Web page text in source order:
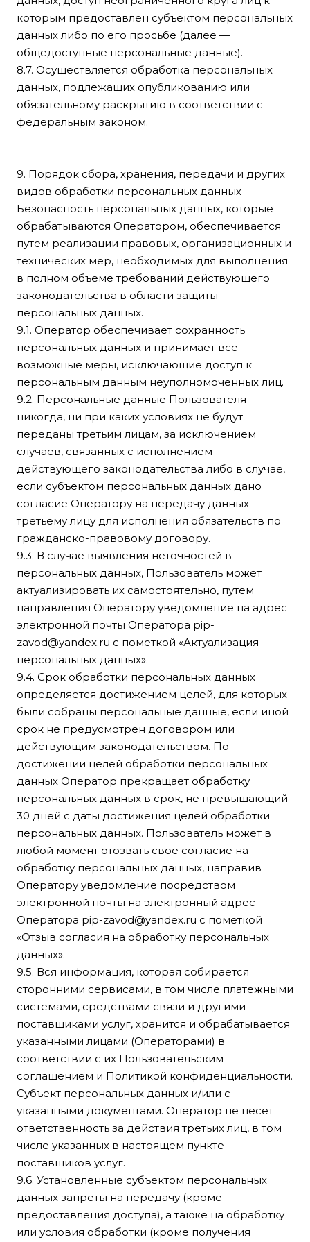
которым предоставлен субъектом персональных
данных либо по его просьбе (далее —
общедоступные персональные данные).
8.7. Осуществляется обработка персональных
данных, подлежащих опубликованию или
обязательному раскрытию в соответствии с
федеральным законом.
9. Порядок сбора, хранения, передачи и других
видов обработки персональных данных
Безопасность персональных данных, которые
обрабатываются Оператором, обеспечивается
путем реализации правовых, организационных и
технических мер, необходимых для выполнения
в полном объеме требований действующего
законодательства в области защиты
персональных данных.
9.1. Оператор обеспечивает сохранность
персональных данных и принимает все
возможные меры, исключающие доступ к
персональным данным неуполномоченных лиц.
9.2. Персональные данные Пользователя
никогда, ни при каких условиях не будут
переданы третьим лицам, за исключением
случаев, связанных с исполнением
действующего законодательства либо в случае,
если субъектом персональных данных дано
согласие Оператору на передачу данных
третьему лицу для исполнения обязательств по
гражданско-правовому договору.
9.3. В случае выявления неточностей в
персональных данных, Пользователь может
актуализировать их самостоятельно, путем
направления Оператору уведомление на адрес
электронной почты Оператора pip-
zavod@yandex.ru с пометкой «Актуализация
персональных данных».
9.4. Срок обработки персональных данных
определяется достижением целей, для которых
были собраны персональные данные, если иной
срок не предусмотрен договором или
действующим законодательством. По
достижении целей обработки персональных
данных Оператор прекращает обработку
персональных данных в срок, не превышающий
30 дней с даты достижения целей обработки
персональных данных. Пользователь может в
любой момент отозвать свое согласие на
обработку персональных данных, направив
Оператору уведомление посредством
электронной почты на электронный адрес
Оператора pip-zavod@yandex.ru с пометкой
«Отзыв согласия на обработку персональных
данных».
9.5. Вся информация, которая собирается
сторонними сервисами, в том числе платежными
системами, средствами связи и другими
поставщиками услуг, хранится и обрабатывается
указанными лицами (Операторами) в
соответствии с их Пользовательским
соглашением и Политикой конфиденциальности.
Субъект персональных данных и/или с
указанными документами. Оператор не несет
ответственность за действия третьих лиц, в том
числе указанных в настоящем пункте
поставщиков услуг.
9.6. Установленные субъектом персональных
данных запреты на передачу (кроме
предоставления доступа), а также на обработку
или условия обработки (кроме получения